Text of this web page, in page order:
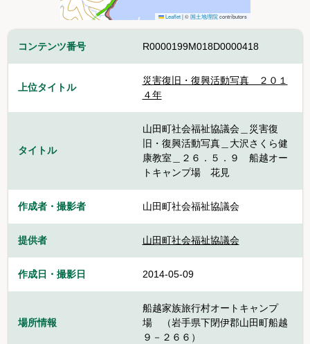
Leaflet |©国土地理院contributors
コンテンツ番号 R0000199M018D0000418
上位タイトル
災害復旧・復興活動写真 ２０１
４年
タイトル
山田町社会福祉協議会＿災害復
旧・復興活動写真＿大沢さくら健
康教室＿２６．５．９ 船越オー
トキャンプ場 花見
作成者・撮影者 山田町社会福祉協議会
提供者 山田町社会福祉協議会
作成日・撮影日 2014-05-09
場所情報
船越家族旅行村オートキャンプ
場 （岩手県下閉伊郡山田町船越
９－２６６）